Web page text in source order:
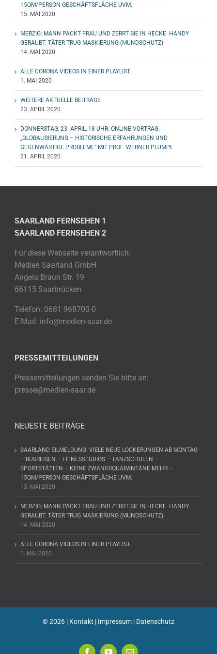
15QM/PERSON GESCHÄFTSFLÄCHE UVM.
15. MAI 2020
MERZIG: MANN PACKT FRAU UND ZERRT SIE IN HECKE. HANDY
GERAUBT. TÄTER TRUG MASKIERUNG (MUNDSCHUTZ)
14. MAI 2020
ALLE CORONA VIDEOS IN EINER PLAYLIST.
1. MAI 2020
WEITERE AKTUELLE BEITRÄGE
23. APRIL 2020
DONNERSTAG, 23. APRIL, 18 UHR: ONLINE-VORTRAG:
„GLOBALISIERUNG – HISTORISCHE ERFAHRUNGEN UND
GEGENWÄRTIGE PROBLEME“ MIT PROF. WERNER PLUMPE
21. APRIL 2020
SAARLAND FERNSEHEN 1
SAARLAND FERNSEHEN 2
Für diese Webseite verantwortlich:
Medien Saarland GmbH
Angela Braun Str. 19
66115 Saarbrücken
Telefon: 0681 968700-0
E-Mail: info@medien-saar.de
PRESSEMITTEILUNGEN
Pressemitteilungen senden Sie bitte an:
presse@medien-saar.de
NEUESTE BEITRÄGE
SAARLAND EILMELDUNG: VIELE NEUE LOCKERUNGEN AB MONTAG
– BUSREISEN – FITNESSTUDIOS – TANZSCHULEN –
SPORTSTÄTTEN – KEINE ZWANGSQUARANTÄNE MEHR –
15QM/PERSON GESCHÄFTSFLÄCHE UVM.
15. MAI 2020
MERZIG: MANN PACKT FRAU UND ZERRT SIE IN HECKE. HANDY
GERAUBT. TÄTER TRUG MASKIERUNG (MUNDSCHUTZ)
14. MAI 2020
ALLE CORONA VIDEOS IN EINER PLAYLIST.
1. MAI 2020
©2026 | Kontakt | Impressum | Datenschutz
FacebookYouTube
E-